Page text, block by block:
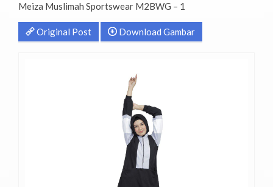
Meiza Muslimah Sportswear M2BWG – 1
Original Post Download Gambar